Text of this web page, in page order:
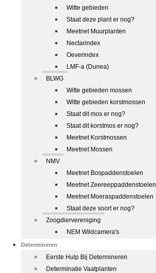
Witte gebieden
Staat deze plant er nog?
Meetnet Muurplanten
Nectarindex
Oeverindex
LMF-a (Dunea)
BLWG
Witte gebieden mossen
Witte gebieden korstmossen
Staat dit mos er nog?
Staat dit korstmos er nog?
Meetnet Korstmossen
Meetnet Mossen
NMV
Meetnet Bospaddenstoelen
Meetnet Zeereeppaddenstoelen
Meetnet Moeraspaddenstoelen
Staat deze soort er nog?
Zoogdiervereniging
NEM Wildcamera's
Determineren
Eerste Hulp Bij Determineren
Determinatie Vaatplanten